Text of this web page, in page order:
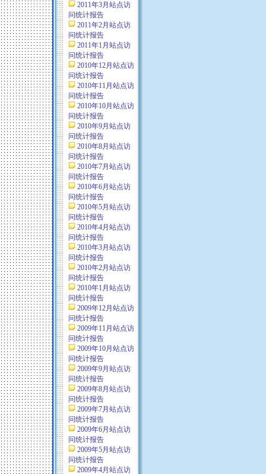
2011年3月站点访
问统计报告
2011年2月站点访
问统计报告
2011年1月站点访
问统计报告
2010年12月站点访
问统计报告
2010年11月站点访
问统计报告
2010年10月站点访
问统计报告
2010年9月站点访
问统计报告
2010年8月站点访
问统计报告
2010年7月站点访
问统计报告
2010年6月站点访
问统计报告
2010年5月站点访
问统计报告
2010年4月站点访
问统计报告
2010年3月站点访
问统计报告
2010年2月站点访
问统计报告
2010年1月站点访
问统计报告
2009年12月站点访
问统计报告
2009年11月站点访
问统计报告
2009年10月站点访
问统计报告
2009年9月站点访
问统计报告
2009年8月站点访
问统计报告
2009年7月站点访
问统计报告
2009年6月站点访
问统计报告
2009年5月站点访
问统计报告
2009年4月站点访